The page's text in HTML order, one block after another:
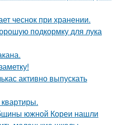
чеснок при хранении.
подкормку для лука
активно выпускать
южной Кореи нашли